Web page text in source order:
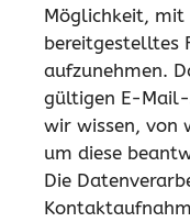
Möglichkeit, mit
bereitgestelltes
aufzunehmen.
gültigen E-
wir wissen, von
um diese
Die